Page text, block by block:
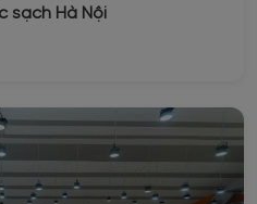
sạch Hà Nội